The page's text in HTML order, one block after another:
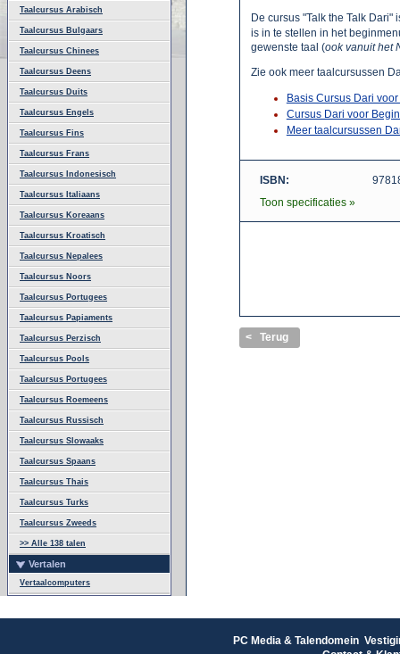
Taalcursus Arabisch
Taalcursus Bulgaars
Taalcursus Chinees
Taalcursus Deens
Taalcursus Duits
Taalcursus Engels
Taalcursus Fins
Taalcursus Frans
Taalcursus Indonesisch
Taalcursus Italiaans
Taalcursus Koreaans
Taalcursus Kroatisch
Taalcursus Nepalees
Taalcursus Noors
Taalcursus Portugees
Taalcursus Papiaments
Taalcursus Perzisch
Taalcursus Pools
Taalcursus Portugees
Taalcursus Roemeens
Taalcursus Russisch
Taalcursus Slowaaks
Taalcursus Spaans
Taalcursus Thais
Taalcursus Turks
Taalcursus Zweeds
>> Alle 138 talen
Vertalen
Vertaalcomputers
De cursus "Talk the Talk
is in te stellen in het
gewenste taal (ook vanuit het
Zie ook meer taalcursussen
Basis Cursus Dari
Cursus Dari voor
Meer taalcursussen
ISBN:
Toon specificaties »
< Terug
PC Media & Talendomein